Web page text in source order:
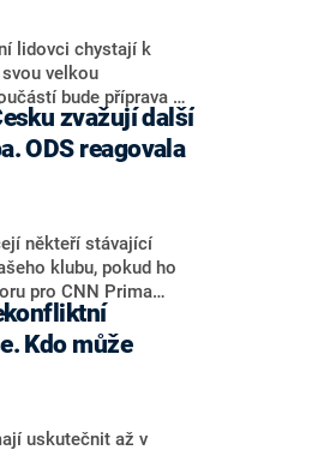
financí a rozvoj,
hodnotit nechtěl.
lidovci chystají k
velkou
bude příprava na
na setkání s novináři
Ten zároveň v
Vyškově. Popsal i
nebo političtí
v defenzivě. „Je to
vlády. Ministři s
ale ukazovat
na dotaz CNN Prima
ODS reagovala
někteří stávající
klubu, pokud ho
pro CNN Prima
jihočeský hejtman
získat by takto mohl
který je dnes
to na dotaz
senátorů ODS
s odchodem
Kdo může
uskutečnit až v